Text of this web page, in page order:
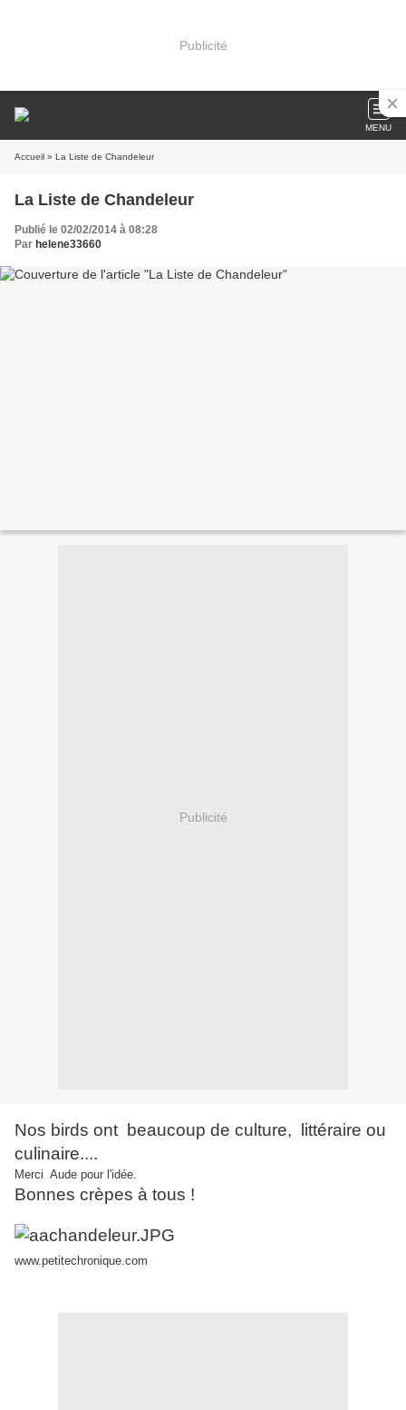
Publicité
MENU
Accueil » La Liste de Chandeleur
La Liste de Chandeleur
Publié le 02/02/2014 à 08:28
Par helene33660
Publicité
Nos birds ont beaucoup de culture, littéraire ou
culinaire....
Merci Aude pour l'idée.
Bonnes crèpes à tous !
www.petitechronique.com